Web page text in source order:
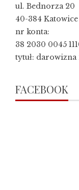
ul. Bednorza 20
40-384 Katowice
nr konta:
38 2030 0045
tytuł: darowizna
FACEBOOK